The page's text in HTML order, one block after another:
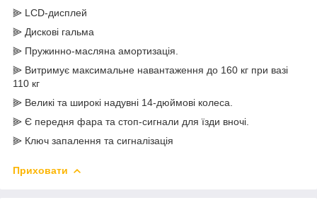
⫸ LCD-дисплей
⫸ Дискові гальма
⫸ Пружинно-масляна амортизація.
⫸ Витримує максимальне навантаження до 160 кг при вазі
110 кг
⫸ Великі та широкі надувні 14-дюймові колеса.
⫸ Є передня фара та стоп-сигнали для їзди вночі.
⫸ Ключ запалення та сигналізація
Приховати